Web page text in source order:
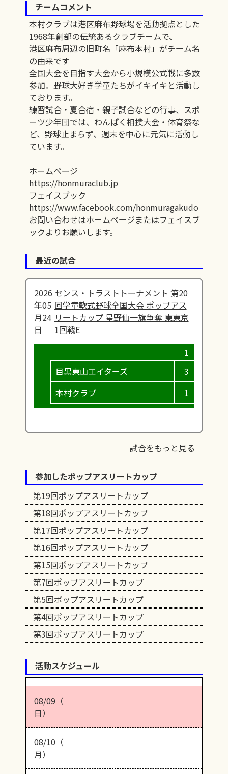
チームコメント
本村クラブは港区麻布野球場を活動拠点とした
1968年創部の伝統あるクラブチームで、
港区麻布周辺の旧町名「麻布本村」がチーム名
の由来です
全国大会を目指す大会から小規模公式戦に多数
参加。野球大好き学童たちがイキイキと活動し
ております。
練習試合・夏合宿・親子試合などの行事、スポ
ーツ少年団では、わんぱく相撲大会・体育祭な
ど、野球止まらず、週末を中心に元気に活動し
ています。
ホームページ
https://honmuraclub.jp
フェイスブック
https://www.facebook.com/honmuragakudo
お問い合わせはホームページまたはフェイスブ
ックよりお願いします。
最近の試合
2026
年05
月24
日
センス・トラストトーナメント 第20
回学童軟式野球全国大会 ポップアス
リートカップ 星野仙一旗争奪 東東京
1回戦E
目黒東山エイターズ
本村クラブ
3
1
試合をもっと見る
参加したポップアスリートカップ
第19回ポップアスリートカップ
第18回ポップアスリートカップ
第17回ポップアスリートカップ
第16回ポップアスリートカップ
第15回ポップアスリートカップ
第7回ポップアスリートカップ
第5回ポップアスリートカップ
第4回ポップアスリートカップ
第3回ポップアスリートカップ
活動スケジュール
08/09（
日）
08/10（
月）